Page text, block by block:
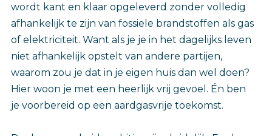
wordt kant en klaar opgeleverd zonder volledig
afhankelijk te zijn van fossiele brandstoffen als gas
of elektriciteit. Want als je je in het dagelijks leven
niet afhankelijk opstelt van andere partijen,
waarom zou je dat in je eigen huis dan wel doen?
Hier woon je met een heerlijk vrij gevoel. Én ben
je voorbereid op een aardgasvrije toekomst.